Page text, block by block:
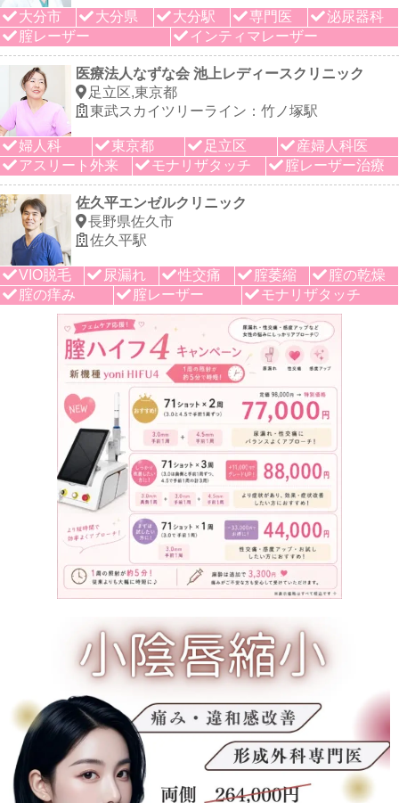
大分市 大分県 大分駅 専門医
泌尿器科
腟レーザー
インティマレーザー
医療法人なずな会 池上レディースクリニック
足立区,東京都
東武スカイツリーライン：竹ノ塚駅
婦人科 東京都 足立区
産婦人科医
アスリート外来
モナリザタッチ 腟レーザー治療
佐久平エンゼルクリニック
長野県佐久市
佐久平駅
VIO脱毛 尿漏れ 性交痛 腟萎縮
腟の乾燥
腟の痒み
腟レーザー モナリザタッチ